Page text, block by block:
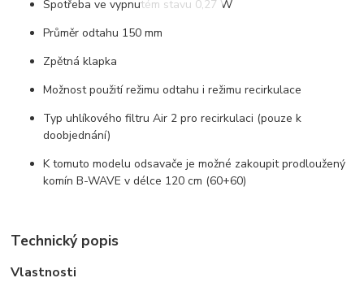
Spotřeba ve vypnutém stavu 0,27 W
Průměr odtahu 150 mm
Zpětná klapka
Možnost použití režimu odtahu i režimu recirkulace
Typ uhlíkového filtru Air 2 pro recirkulaci (pouze k
doobjednání)
K tomuto modelu odsavače je možné zakoupit prodloužený
komín B-WAVE v délce 120 cm (60+60)
Technický popis
Vlastnosti